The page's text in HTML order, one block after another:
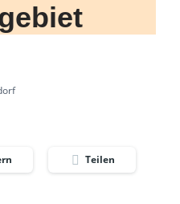
Teilen